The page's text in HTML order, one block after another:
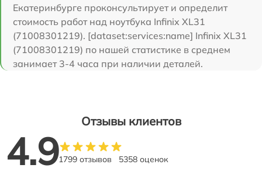
Екатеринбурге проконсультирует и определит
стоимость работ над ноутбука Infinix XL31
(71008301219). [dataset:services:name] Infinix XL31
(71008301219) по нашей статистике в среднем
занимает 3-4 часа при наличии деталей.
Отзывы клиентов
4.91799 отзывов 5358 оценок